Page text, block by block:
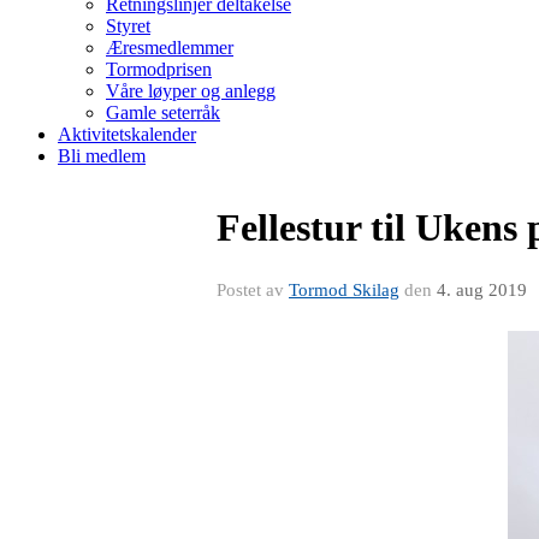
Retningslinjer deltakelse
Styret
Æresmedlemmer
Tormodprisen
Våre løyper og anlegg
Gamle seterråk
Aktivitetskalender
Bli medlem
Fellestur til Ukens
Postet av Tormod Skilag den 4. aug 2019